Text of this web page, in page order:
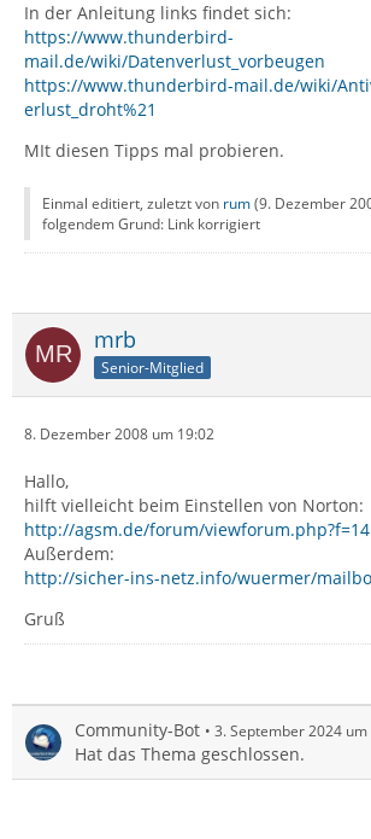
In der Anleitung links findet sich:
https://www.thunderbird-
mail.de/wiki/Datenverlust_vorbeugen
https://www.thunderbird-mail.de/wiki/
erlust_droht%21
MIt diesen Tipps mal probieren.
Einmal editiert, zuletzt von rum(9. Dezember
folgendem Grund: Link korrigiert
mrb
Senior-Mitglied
8. Dezember 2008 um 19:02
Hallo,
hilft vielleicht beim Einstellen von Norton:
http://agsm.de/forum/viewforum.php?f=14
Außerdem:
http://sicher-ins-netz.info/wuermer/
Gruß
Community-Bot 3. September 2024 um
Hat das Thema geschlossen.